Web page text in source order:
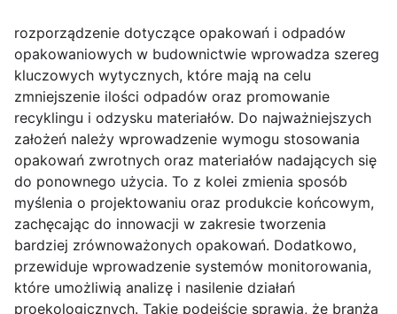
rozporządzenie dotyczące opakowań i odpadów
opakowaniowych w budownictwie wprowadza szereg
kluczowych wytycznych, które mają na celu
zmniejszenie ilości odpadów oraz promowanie
recyklingu i odzysku materiałów. Do najważniejszych
założeń należy wprowadzenie wymogu stosowania
opakowań zwrotnych oraz materiałów nadających się
do ponownego użycia. To z kolei zmienia sposób
myślenia o projektowaniu oraz produkcie końcowym,
zachęcając do innowacji w zakresie tworzenia
bardziej zrównoważonych opakowań. Dodatkowo,
przewiduje wprowadzenie systemów monitorowania,
które umożliwią analizę i nasilenie działań
proekologicznych. Takie podejście sprawia, że branża